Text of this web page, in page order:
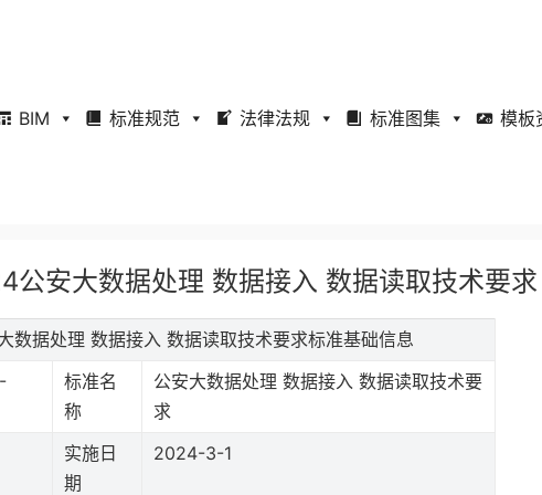
BIM 标准规范 法律法规 标准图集 模板
安大数据处理 数据接入 数据读取技术要求
数据处理 数据接入 数据读取技术要求标准基础信息
标准名
称
公安大数据处理 数据接入 数据读取技术要
求
实施日
期
2024-3-1